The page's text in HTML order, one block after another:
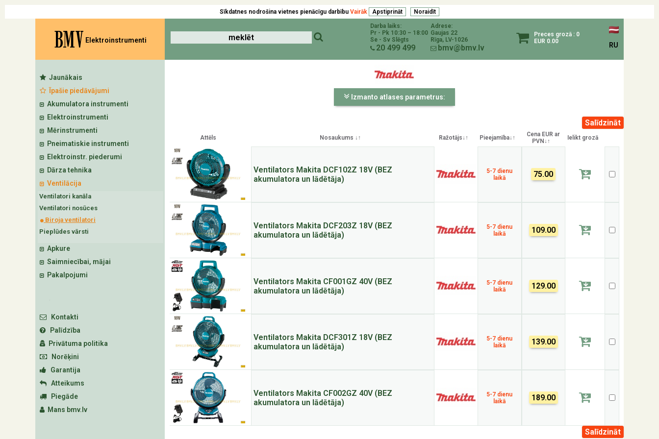
Sīkdatnes nodrošina vietnes pienācīgu darbību Vairāk
BMV Elektroinstrumenti
Darba laiks:
Pr - Pk 10:30 – 18:00
Se - Sv Slēgts
20 499 499
Adrese:
Gaujas 22
Rīga, LV-1026
bmv@bmv.lv
Preces grozā : 0
EUR 0.00
RU
Jaunākais
Īpašie piedāvājumi
Akumulatora instrumenti
Elektroinstrumenti
Mērinstrumenti
Pneimatiskie instrumenti
Elektroinstr. piederumi
Dārza tehnika
Ventilācija
Ventilatori kanāla
Ventilatori nosūces
Biroja ventilatori
Pieplūdes vārsti
Apkure
Saimniecībai, mājai
Pakalpojumi
Kontakti
Palīdzība
Privātuma politika
Norēķini
Garantija
Atteikums
Piegāde
Mans bmv.lv
Izmanto atlases parametrus:
Attēls Nosaukums ↓↑ Ražotājs↓↑ Pieejamība↓↑
Cena EUR ar
PVN↓↑
Ielikt grozā
Ventilators Makita DCF102Z 18V (BEZ
akumulatora un lādētāja)
5-7 dienu
laikā
75.00
Ventilators Makita DCF203Z 18V (BEZ
akumulatora un lādētāja)
5-7 dienu
laikā
109.00
Ventilators Makita CF001GZ 40V (BEZ
akumulatora un lādētāja)
5-7 dienu
laikā
129.00
Ventilators Makita DCF301Z 18V (BEZ
akumulatora un lādētāja)
5-7 dienu
laikā
139.00
Ventilators Makita CF002GZ 40V (BEZ
akumulatora un lādētāja)
5-7 dienu
laikā
189.00